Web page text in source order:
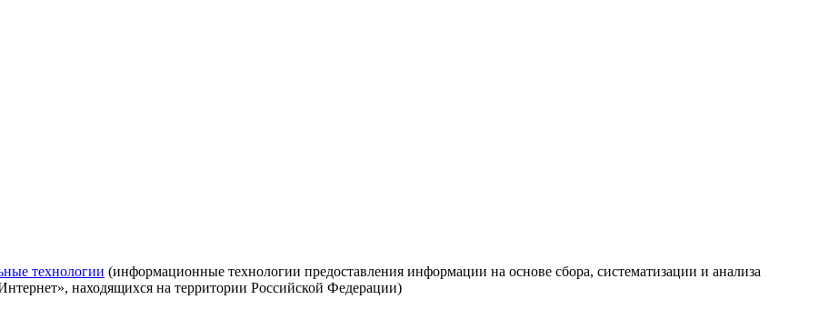
технологии (информационные технологии предоставления информации на основе сбора, систематизации и анализа
находящихся на территории Российской Федерации)